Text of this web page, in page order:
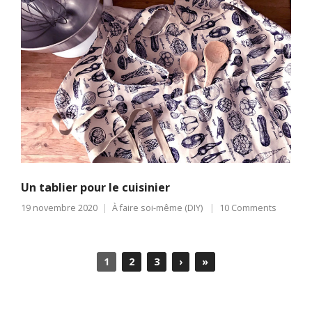
Un tablier pour le cuisinier
19 novembre 2020 À faire soi-même (DIY) 10 Comments
1 2 3 › »